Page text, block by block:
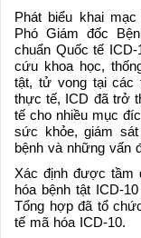
Phát biểu khai
Phó Giám đốc
chuẩn Quốc tế
cứu khoa học,
tật, tử vong tại các
thực tế, ICD đã trở
tế cho nhiều mục
sức khỏe, giám
bệnh và những vấn
Xác định được tầm
hóa bệnh tật ICD-
Tổng hợp đã tổ
tế mã hóa ICD-10.